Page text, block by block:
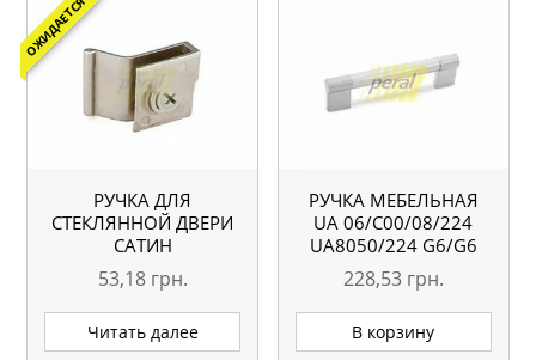
ОЖИДАЕТСЯ
РУЧКА ДЛЯ
СТЕКЛЯННОЙ ДВЕРИ
САТИН
53,18 грн.
Читать далее
РУЧКА МЕБЕЛЬНАЯ
UA 06/C00/08/224
UA8050/224 G6/G6
228,53 грн.
В корзину